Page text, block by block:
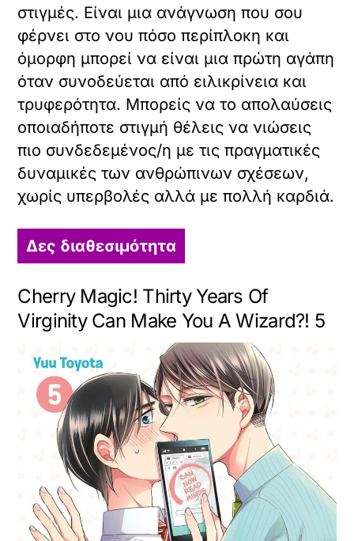
στιγμές. Είναι μια ανάγνωση που σου
φέρνει στο νου πόσο περίπλοκη και
όμορφη μπορεί να είναι μια πρώτη αγάπη
όταν συνοδεύεται από ειλικρίνεια και
τρυφερότητα. Μπορείς να το απολαύσεις
οποιαδήποτε στιγμή θέλεις να νιώσεις
πιο συνδεδεμένος/η με τις πραγματικές
δυναμικές των ανθρώπινων σχέσεων,
χωρίς υπερβολές αλλά με πολλή καρδιά.
Δες διαθεσιμότητα
Cherry Magic! Thirty Years Of
Virginity Can Make You A Wizard?! 5